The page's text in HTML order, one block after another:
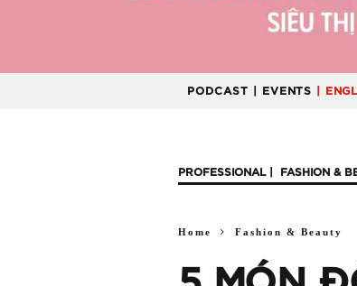
PODCAST | EVENTS |
PROFESSIONAL FASHION &
Home Fashion & Beauty